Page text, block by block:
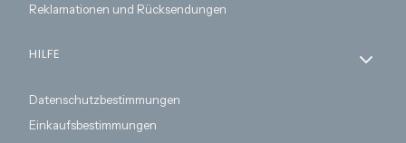
Reklamationen und Rücksendungen
HILFE
Datenschutzbestimmungen
Einkaufsbestimmungen